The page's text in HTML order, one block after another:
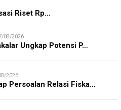
Riset Rp…
08/2026
Ungkap Potensi P…
2026
Persoalan Relasi Fiska…